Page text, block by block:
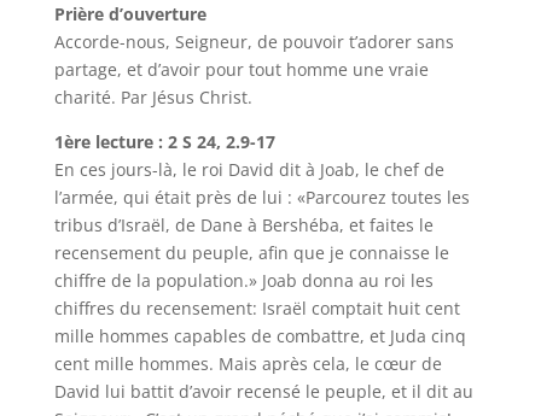
Prière d’ouverture
Accorde-nous, Seigneur, de pouvoir t’adorer sans
partage, et d’avoir pour tout homme une vraie
charité. Par Jésus Christ.
1ère lecture : 2 S 24, 2.9-17
En ces jours-là, le roi David dit à Joab, le chef de
l’armée, qui était près de lui : «Parcourez toutes les
tribus d’Israël, de Dane à Bershéba, et faites le
recensement du peuple, afin que je connaisse le
chiffre de la population.» Joab donna au roi les
chiffres du recensement: Israël comptait huit cent
mille hommes capables de combattre, et Juda cinq
cent mille hommes. Mais après cela, le cœur de
David lui battit d’avoir recensé le peuple, et il dit au